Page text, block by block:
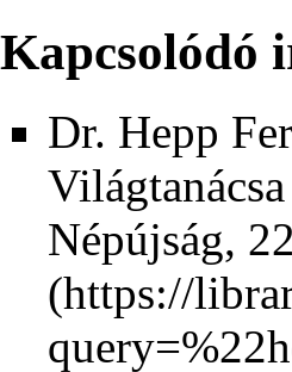
Kapcsolódó
Dr. Hepp
Népújság,